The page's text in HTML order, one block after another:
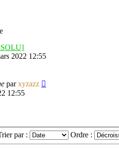
2022 12:55
parxyzazz
12:55
par : Ordre :